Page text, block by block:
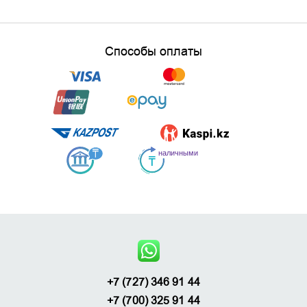
Способы оплаты
+7 (727) 346 91 44
+7 (700) 325 91 44